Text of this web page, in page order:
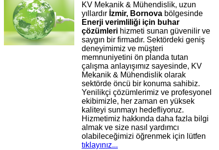
KV Mekanik & Mühendislik, uzun
yıllardır İzmir, Bornova bölgesinde
Enerji verimliliği için buhar
çözümleri hizmeti sunan güvenilir ve
saygın bir firmadır. Sektördeki geniş
deneyimimiz ve müşteri
memnuniyetini ön planda tutan
çalışma anlayışımız sayesinde, KV
Mekanik & Mühendislik olarak
sektörde öncü bir konuma sahibiz.
Yenilikçi çözümlerimiz ve profesyonel
ekibimizle, her zaman en yüksek
kaliteyi sunmayı hedefliyoruz.
Hizmetimiz hakkında daha fazla bilgi
almak ve size nasıl yardımcı
olabileceğimizi öğrenmek için lütfen
tıklayınız...